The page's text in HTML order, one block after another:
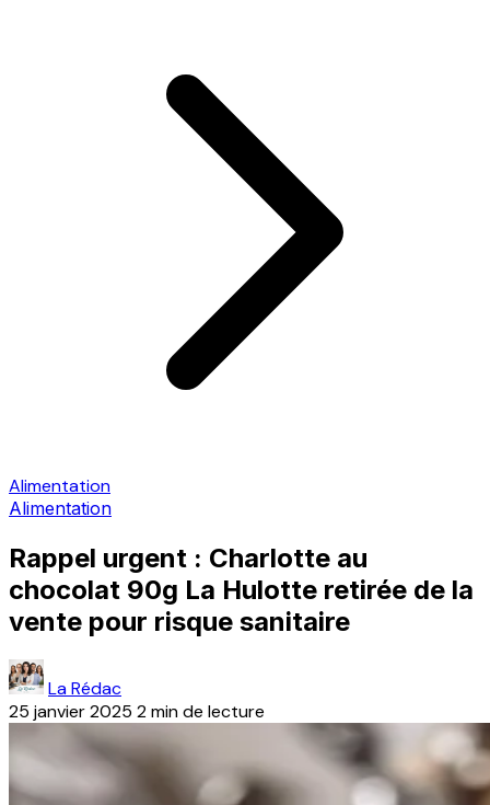
Alimentation
Alimentation
Rappel urgent : Charlotte au
chocolat 90g La Hulotte retirée de la
vente pour risque sanitaire
La Rédac
25 janvier 2025 2 min de lecture